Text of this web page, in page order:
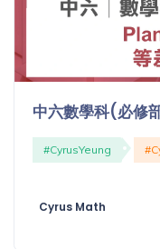
中六數學科(必修
#CyrusYeung
Cyrus Math